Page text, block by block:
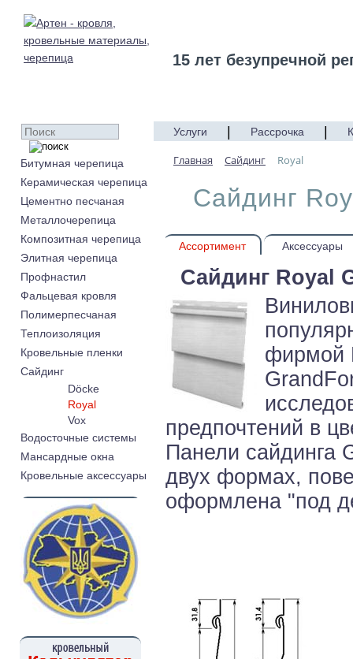
15 лет безупречной
Битумная черепица
Керамическая черепица
Цементно песчаная
Металлочерепица
Композитная черепица
Элитная черепица
Профнастил
Фальцевая кровля
Полимерпесчаная
Теплоизоляция
Кровельные пленки
Cайдинг
Döcke
Royal
Vox
Водосточные системы
Мансардные окна
Кровельные аксессуары
Услуги Рассрочка
Главная Cайдинг Royal
Cайдинг
Ассортимент Аксессуары
Сайдинг Royal
фирмой
предпочтений в
Панели сайдинга
двух формах,
оформлена "под